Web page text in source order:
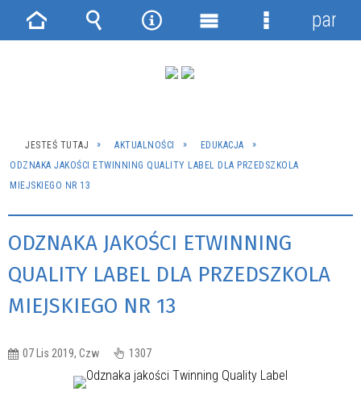
JESTEŚ TUTAJ AKTUALNOŚCI
EDUKACJA
ODZNAKA JAKOŚCI ETWINNING QUALITY LABEL DLA PRZEDSZKOLA
MIEJSKIEGO NR 13
ODZNAKA JAKOŚCI ETWINNING
QUALITY LABEL DLA PRZEDSZKOLA
MIEJSKIEGO NR 13
07 Lis 2019, Czw 1307
Strona Wyszukiwarka
NarzędziaMenu
Menu
panel